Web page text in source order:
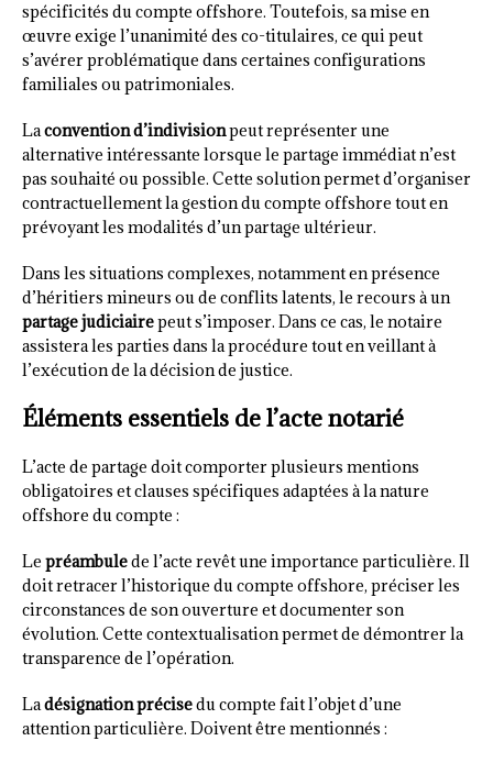
spécificités du compte offshore. Toutefois, sa mise en
œuvre exige l’unanimité des co-titulaires, ce qui peut
s’avérer problématique dans certaines configurations
familiales ou patrimoniales.
Laconvention d’indivisionpeut représenter une
alternative intéressante lorsque le partage immédiat n’est
pas souhaité ou possible. Cette solution permet d’organiser
contractuellement la gestion du compte offshore tout en
prévoyant les modalités d’un partage ultérieur.
Dans les situations complexes, notamment en présence
d’héritiers mineurs ou de conflits latents, le recours à un
partage judiciairepeut s’imposer. Dans ce cas, le notaire
assistera les parties dans la procédure tout en veillant à
l’exécution de la décision de justice.
Éléments essentiels de l’acte notarié
L’acte de partage doit comporter plusieurs mentions
obligatoires et clauses spécifiques adaptées à la nature
offshore du compte :
Le préambulede l’acte revêt une importance particulière. Il
doit retracer l’historique du compte offshore, préciser les
circonstances de son ouverture et documenter son
évolution. Cette contextualisation permet de démontrer la
transparence de l’opération.
Ladésignation précisedu compte fait l’objet d’une
attention particulière. Doivent être mentionnés :